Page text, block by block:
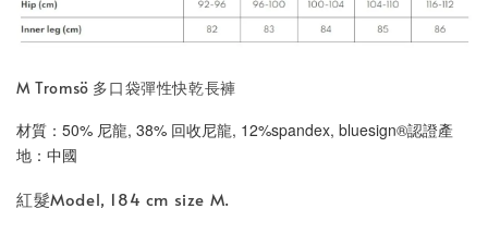
M Tromsö 多口袋彈性快乾長褲
材質：50% 尼龍, 38% 回收尼龍, 12%spandex, bluesign®認證產
地：中國
紅髮Model, 184 cm size M.